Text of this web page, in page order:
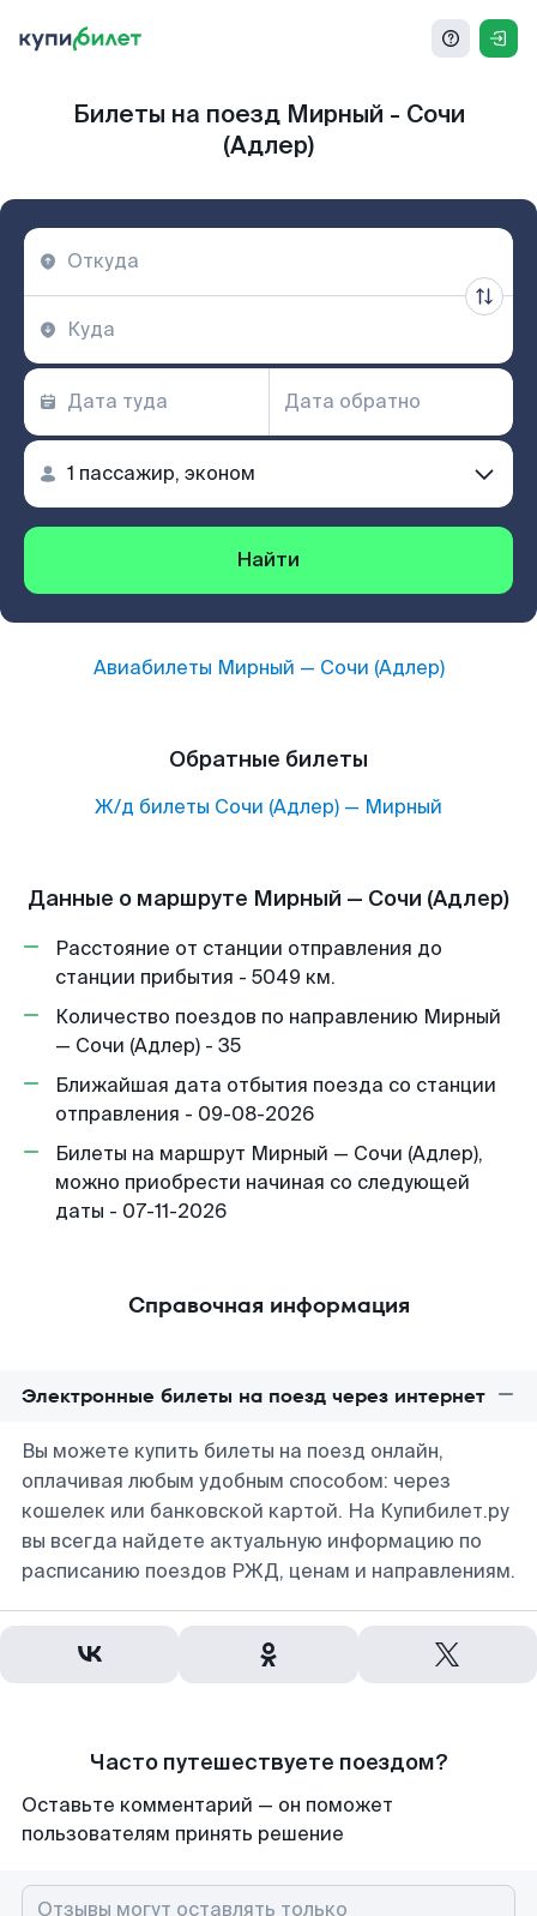
Билеты на поезд Мирный - Сочи
(Адлер)
Найти
Авиабилеты Мирный — Сочи (Адлер)
Обратные билеты
Ж/д билеты Сочи (Адлер) — Мирный
Данные о маршруте Мирный — Сочи (Адлер)
Расстояние от станции отправления до
станции прибытия - 5049 км.
Количество поездов по направлению Мирный
— Сочи (Адлер) - 35
Ближайшая дата отбытия поезда со станции
отправления - 09-08-2026
Билеты на маршрут Мирный — Сочи (Адлер),
можно приобрести начиная со следующей
даты - 07-11-2026
Справочная информация
Электронные билеты на поезд через интернет
Вы можете купить билеты на поезд онлайн,
оплачивая любым удобным способом: через
кошелек или банковской картой. На Купибилет.ру
вы всегда найдете актуальную информацию по
расписанию поездов РЖД, ценам и направлениям.
Часто путешествуете поездом?
Оставьте комментарий — он поможет
пользователям принять решение